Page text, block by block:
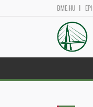
BME.HU